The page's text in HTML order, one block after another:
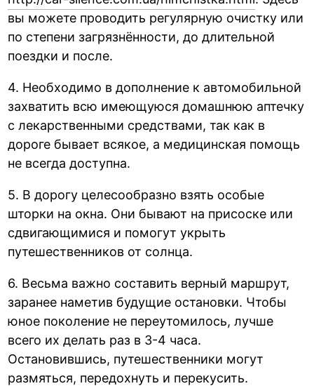
вы можете проводить регулярную очистку или
по степени загрязнённости, до длительной
поездки и после.
4. Необходимо в дополнение к автомобильной
захватить всю имеющуюся домашнюю аптечку
с лекарственными средствами, так как в
дороге бывает всякое, а медицинская помощь
не всегда доступна.
5. В дорогу целесообразно взять особые
шторки на окна. Они бывают на присоске или
сдвигающимися и помогут укрыть
путешественников от солнца.
6. Весьма важно составить верный маршрут,
заранее наметив будущие остановки. Чтобы
юное поколение не переутомилось, лучше
всего их делать раз в 3-4 часа.
Остановившись, путешественники могут
размяться, передохнуть и перекусить.